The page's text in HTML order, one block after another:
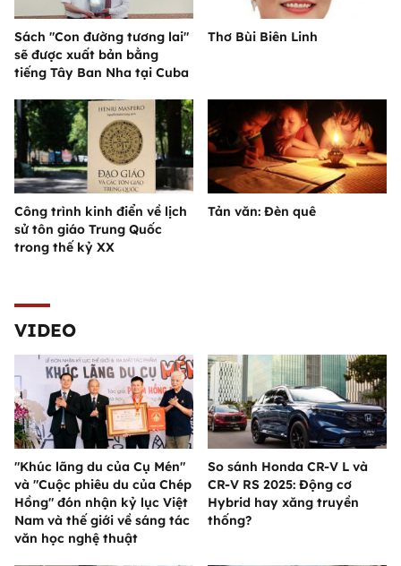
Sách "Con đường tương lai"
sẽ được xuất bản bằng
tiếng Tây Ban Nha tại Cuba
Thơ Bùi Biên Linh
Công trình kinh điển về lịch
sử tôn giáo Trung Quốc
trong thế kỷ XX
Tản văn: Đèn quê
VIDEO
"Khúc lãng du của Cụ Mén"
và "Cuộc phiêu du của Chép
Hồng" đón nhận kỷ lục Việt
Nam và thế giới về sáng tác
văn học nghệ thuật
So sánh Honda CR-V L và
CR-V RS 2025: Động cơ
Hybrid hay xăng truyền
thống?